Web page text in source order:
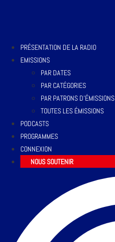
PRÉSENTATION DE LA RADIO
EMISSIONS
PAR DATES
PAR CATÉGORIES
PAR PATRONS D’ÉMISSIONS
TOUTES LES ÉMISSIONS
PODCASTS
PROGRAMMES
CONNEXION
NOUS SOUTENIR